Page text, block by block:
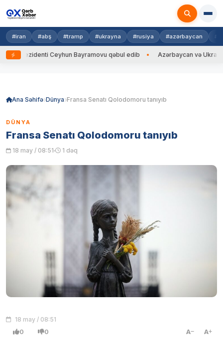
#iran #abş #tramp #ukrayna #rusiya #azərbaycan
Prezidenti Ceyhun Bayramovu qəbul edib Azərbaycan və Ukrayna
Ana Səhifə Dünya Fransa Senatı Qolodomoru tanıyıb
DÜNYA
Fransa Senatı Qolodomoru tanıyıb
18 may / 08:51 1 dəq
18 may / 08:51
0 0 A A